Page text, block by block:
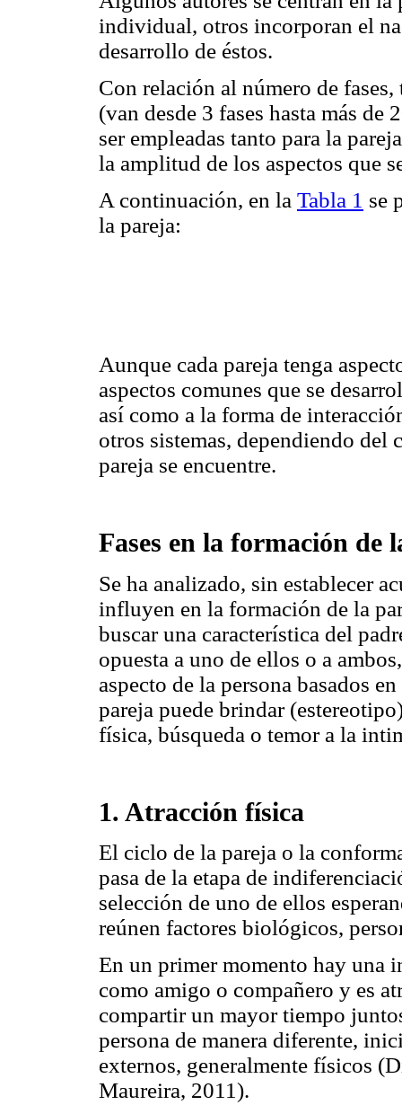
individual, otros incorporan el
desarrollo de éstos.
Con relación al número de
(van desde 3 fases hasta más
ser empleadas tanto para la
la amplitud de los aspectos que
A continuación, en la Tabla 1 se
la pareja:
Aunque cada pareja tenga
aspectos comunes que se
así como a la forma de
otros sistemas, dependiendo
pareja se encuentre.
Fases en la formación de
Se ha analizado, sin establecer
influyen en la formación de la
buscar una característica del
opuesta a uno de ellos o a
aspecto de la persona basados
pareja puede brindar
física, búsqueda o temor a la
1. Atracción física
El ciclo de la pareja o la
pasa de la etapa de
selección de uno de ellos
reúnen factores biológicos,
En un primer momento hay una
como amigo o compañero y es
compartir un mayor tiempo
persona de manera diferente,
externos, generalmente físicos
Maureira, 2011).